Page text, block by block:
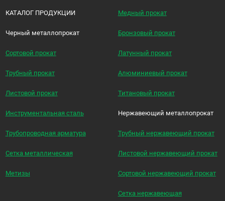
КАТАЛОГ ПРОДУКЦИИ
Черный металлопрокат
Сортовой прокат
Трубный прокат
Листовой прокат
Инструментальная сталь
Трубопроводная арматура
Сетка металлическая
Метизы
Медный прокат
Бронзовый прокат
Латунный прокат
Алюминиевый прокат
Титановый прокат
Нержавеющий металлопрокат
Трубный нержавеющий прокат
Листовой нержавеющий прокат
Сортовой нержавеющий прокат
Сетка нержавеющая